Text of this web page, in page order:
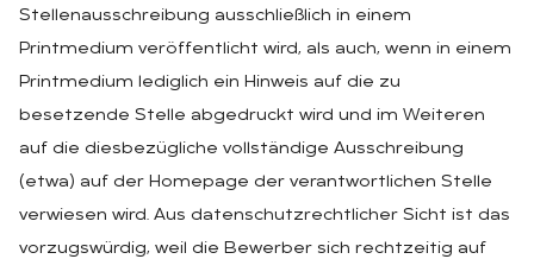
Stellenausschreibung ausschließlich in einem
Printmedium veröffentlicht wird, als auch, wenn in einem
Printmedium lediglich ein Hinweis auf die zu
besetzende Stelle abgedruckt wird und im Weiteren
auf die diesbezügliche vollständige Ausschreibung
(etwa) auf der Homepage der verantwortlichen Stelle
verwiesen wird. Aus datenschutzrechtlicher Sicht ist das
vorzugswürdig, weil die Bewerber sich rechtzeitig auf